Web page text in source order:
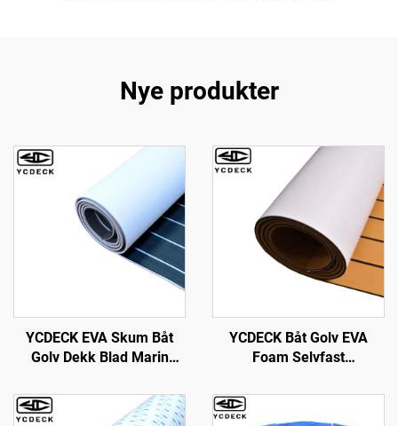
Nye produkter
YCDECK EVA Skum Båt
Golv Dekk Blad Marin
Selvklebende Golv for
Motorbåt RV Jakt Kayak
YCDECK Båt Golv EVA
Foam Selvfast
Falsk Tek Marine Båt
Decksark for Motorbåt RV